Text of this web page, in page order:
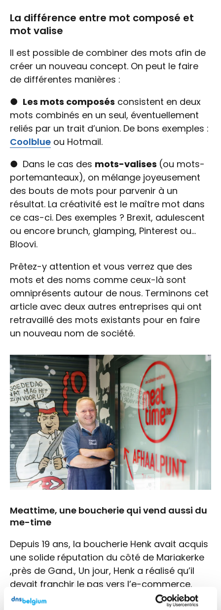
La différence entre mot composé et
mot valise
Il est possible de combiner des mots afin de
créer un nouveau concept. On peut le faire
de différentes manières :
● Les mots composés consistent en deux
mots combinés en un seul, éventuellement
reliés par un trait d’union. De bons exemples :
Coolblue ou Hotmail.
● Dans le cas des mots-valises (ou mots-
portemanteaux), on mélange joyeusement
des bouts de mots pour parvenir à un
résultat. La créativité est le maître mot dans
ce cas-ci. Des exemples ? Brexit, adulescent
ou encore brunch, glamping, Pinterest ou...
Bloovi.
Prêtez-y attention et vous verrez que des
mots et des noms comme ceux-là sont
omniprésents autour de nous. Terminons cet
article avec deux autres entreprises qui ont
retravaillé des mots existants pour en faire
un nouveau nom de société.
Meattime, une boucherie qui vend aussi du
me-time
Depuis 19 ans, la boucherie Henk avait acquis
une solide réputation du côté de Mariakerke
,près de Gand., Un jour, Henk a réalisé qu’il
devait franchir le pas vers l’e-commerce.
Avec Liesbet, son épouse, il a donc créé